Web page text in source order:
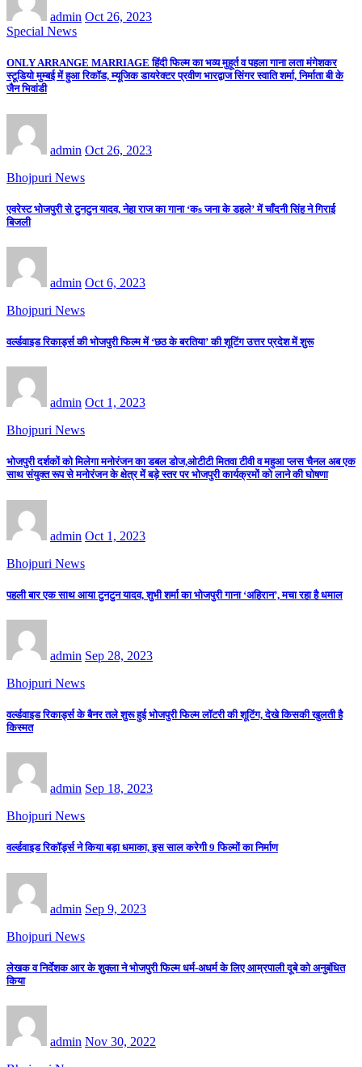
admin Oct 26, 2023
Special News
ONLY ARRANGE MARRIAGE हिंदी फिल्म का भव्य मुहूर्त व पहला गाना लता मंगेशकर
स्टूडियो मुम्बई में हुआ रिकॉड, म्यूजिक डायरेक्टर प्रवीण भारद्वाज सिंगर स्वाति शर्मा, निर्माता बी के
जैन भिवांडी
admin Oct 26, 2023
Bhojpuri News
एवरेस्ट भोजपुरी से टुनटुन यादव, नेहा राज का गाना ‘कs जना के डहले’ में चाँदनी सिंह ने गिराई
बिजली
admin Oct 6, 2023
Bhojpuri News
वर्ल्डवाइड रिकार्ड्स की भोजपुरी फिल्म में ‘छठ के बरतिया’ की शूटिंग उत्तर प्रदेश में शुरू
admin Oct 1, 2023
Bhojpuri News
भोजपुरी दर्शकों को मिलेगा मनोरंजन का डबल डोज,ओटीटी मितवा टीवी व महुआ प्लस चैनल अब एक
साथ संयुक्त रूप से मनोरंजन के क्षेत्र में बड़े स्तर पर भोजपुरी कार्यक्रमों को लाने की घोषणा
admin Oct 1, 2023
Bhojpuri News
पहली बार एक साथ आया टुनटुन यादव, शुभी शर्मा का भोजपुरी गाना ‘अहिरान’, मचा रहा है धमाल
admin Sep 28, 2023
Bhojpuri News
वर्ल्डवाइड रिकार्ड्स के बैनर तले शुरू हुई भोजपुरी फिल्म लॉटरी की शूटिंग, देखे किसकी खुलती है
किस्मत
admin Sep 18, 2023
Bhojpuri News
वर्ल्डवाइड रिकॉर्ड्स ने किया बड़ा धमाका, इस साल करेगी 9 फिल्मों का निर्माण
admin Sep 9, 2023
Bhojpuri News
लेखक व निर्देशक आर के शुक्ला ने भोजपुरी फिल्म धर्म-अधर्म के लिए आम्रपाली दूबे को अनुबंधित
किया
admin Nov 30, 2022